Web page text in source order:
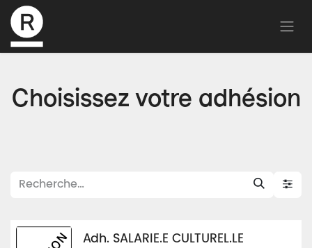
Choisissez votre adhésion
Adh. SALARIE.E CULTUREL.LE